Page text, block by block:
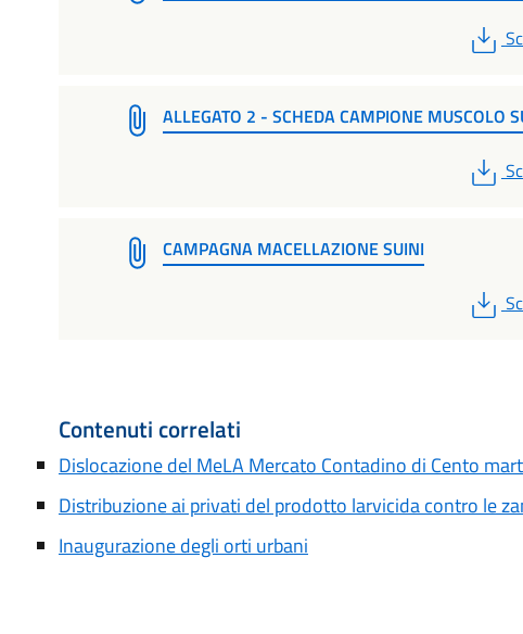
ALLEGATO 2 - SCHEDA CAMPIONE MUSCOLO
CAMPAGNA MACELLAZIONE SUINI
Contenuti correlati
Dislocazione del MeLA Mercato Contadino di Cento
Distribuzione ai privati del prodotto larvicida contro le
Inaugurazione degli orti urbani